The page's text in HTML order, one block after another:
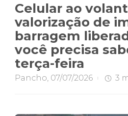
Celular ao
valorização de
barragem
você precisa
terça-feira
Pancho, 07/07/2026 3